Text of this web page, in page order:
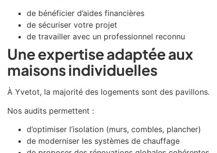
de bénéficier d’aides financières
de sécuriser votre projet
de travailler avec un professionnel reconnu
Une expertise adaptée aux
maisons individuelles
À Yvetot, la majorité des logements sont des pavillons.
Nos audits permettent :
d’optimiser l’isolation (murs, combles, plancher)
de moderniser les systèmes de chauffage